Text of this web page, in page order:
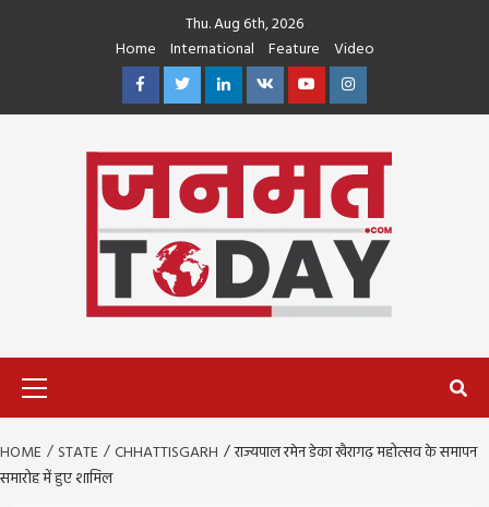
Thu. Aug 6th, 2026
Home
International Feature
Video
FacebookTwitterLinkedin
VK YoutubeInstagram
HOME STATE CHHATTISGARH
राज्यपाल रमेन डेका खैरागढ़ महोत्सव के समापन
समारोह में हुए शामिल